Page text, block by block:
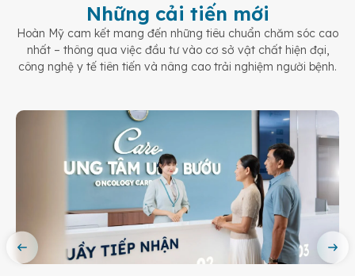
Những cải tiến mới
Hoàn Mỹ cam kết mang đến những tiêu chuẩn chăm sóc cao
nhất – thông qua việc đầu tư vào cơ sở vật chất hiện đại,
công nghệ y tế tiên tiến và nâng cao trải nghiệm người bệnh.